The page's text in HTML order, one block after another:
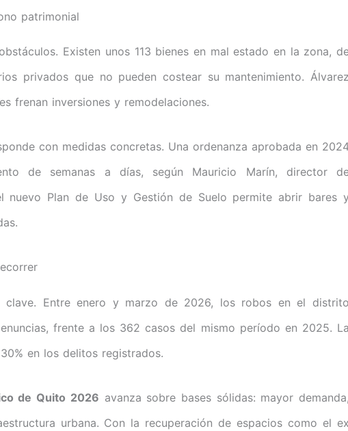
patrimonial
Existen unos 113 bienes en mal estado en la zona,
privados que no pueden costear su mantenimiento. Álvarez
frenan inversiones y remodelaciones.
con medidas concretas. Una ordenanza aprobada en
de semanas a días, según Mauricio Marín, director
nuevo Plan de Uso y Gestión de Suelo permite abrir bares y
clave. Entre enero y marzo de 2026, los robos en el distrito
frente a los 362 casos del mismo período en 2025. La
en los delitos registrados.
de Quito 2026 avanza sobre bases sólidas: mayor demanda,
urbana. Con la recuperación de espacios como el ex